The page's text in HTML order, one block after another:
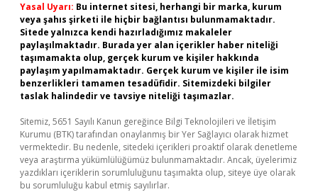
Yasal Uyarı: Bu internet sitesi, herhangi bir marka, kurum
veya şahıs şirketi ile hiçbir bağlantısı bulunmamaktadır.
Sitede yalnızca kendi hazırladığımız makaleler
paylaşılmaktadır. Burada yer alan içerikler haber niteliği
taşımamakta olup, gerçek kurum ve kişiler hakkında
paylaşım yapılmamaktadır. Gerçek kurum ve kişiler ile isim
benzerlikleri tamamen tesadüfidir. Sitemizdeki bilgiler
taslak halindedir ve tavsiye niteliği taşımazlar.
Sitemiz, 5651 Sayılı Kanun gereğince Bilgi Teknolojileri ve İletişim
Kurumu (BTK) tarafından onaylanmış bir Yer Sağlayıcı olarak hizmet
vermektedir. Bu nedenle, sitedeki içerikleri proaktif olarak denetleme
veya araştırma yükümlülüğümüz bulunmamaktadır. Ancak, üyelerimiz
yazdıkları içeriklerin sorumluluğunu taşımakta olup, siteye üye olarak
bu sorumluluğu kabul etmiş sayılırlar.